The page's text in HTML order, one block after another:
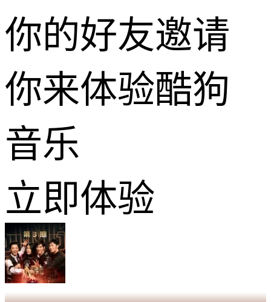
你的好友邀请
你来体验酷狗
音乐
立即体验